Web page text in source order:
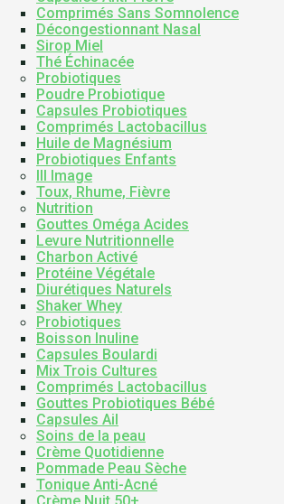
Comprimés Sans Somnolence
Décongestionnant Nasal
Sirop Miel
Thé Échinacée
Probiotiques
Poudre Probiotique
Capsules Probiotiques
Comprimés Lactobacillus
Huile de Magnésium
Probiotiques Enfants
III Image
Toux, Rhume, Fièvre
Nutrition
Gouttes Oméga Acides
Levure Nutritionnelle
Charbon Activé
Protéine Végétale
Diurétiques Naturels
Shaker Whey
Probiotiques
Boisson Inuline
Capsules Boulardi
Mix Trois Cultures
Comprimés Lactobacillus
Gouttes Probiotiques Bébé
Capsules Ail
Soins de la peau
Crème Quotidienne
Pommade Peau Sèche
Tonique Anti-Acné